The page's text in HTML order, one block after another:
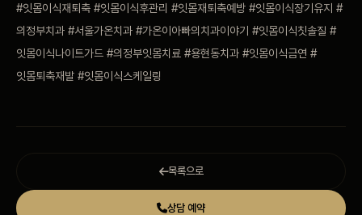
#잇몸이식재퇴축 #잇몸이식후관리 #잇몸재퇴축예방 #잇몸이식장기유지 #
의정부치과 #서울가온치과 #가온이아빠의치과이야기 #잇몸이식칫솔질 #
잇몸이식나이트가드 #의정부잇몸치료 #용현동치과 #잇몸이식금연 #
잇몸퇴축재발 #잇몸이식스케일링
목록으로
상담 예약